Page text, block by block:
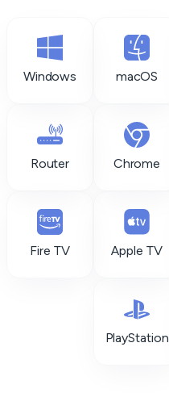
Windows macOS
Router Chrome
Fire TV Apple TV
PlayStation